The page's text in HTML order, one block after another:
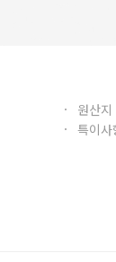
원산
특이